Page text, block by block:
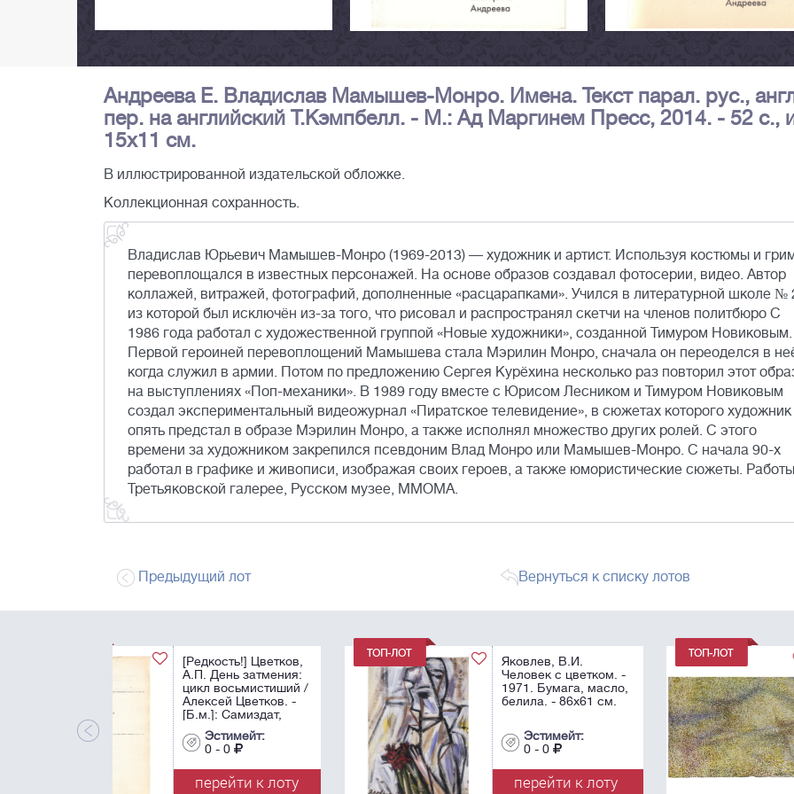
Андреева Е. Владислав Мамышев-Монро. Имена. Текст парал. рус.,
пер. на английский Т.Кэмпбелл. - М.: Ад Маргинем Пресс, 2014. - 52 с.,
15х11 см.
В иллюстрированной издательской обложке.
Коллекционная сохранность.
Владислав Юрьевич Мамышев-Монро (1969-2013) — художник и артист. Используя костюмы и
перевоплощался в известных персонажей. На основе образов создавал фотосерии, видео. Автор
коллажей, витражей, фотографий, дополненные «расцарапками». Учился в литературной школе №
из которой был исключён из-за того, что рисовал и распространял скетчи на членов политбюро С
1986 года работал c художественной группой «Новые художники», созданной Тимуром Новиковым.
Первой героиней перевоплощений Мамышева стала Мэрилин Монро, сначала он переоделся в
когда служил в армии. Потом по предложению Сергея Курёхина несколько раз повторил этот
на выступлениях «Поп-механики». В 1989 году вместе с Юрисом Лесником и Тимуром Новиковым
создал экспериментальный видеожурнал «Пиратское телевидение», в сюжетах которого художник
опять предстал в образе Мэрилин Монро, а также исполнял множество других ролей. С этого
времени за художником закрепился псевдоним Влад Монро или Мамышев-Монро. С начала 90-х
работал в графике и живописи, изображая своих героев, а также юмористические сюжеты.
Третьяковской галерее, Русском музее, ММОМА.
Предыдущий лот Вернуться к списку лотов
Яковлев, В.И.
Человек с цветком. -
1971. Бумага, масло,
белила. - 86х61 см.
перейти к лоту
Абстрактная
композиция. - 1994.
Бумага, масло,
белила. - 43х61 см.
Эстимейт:
перейти к лоту